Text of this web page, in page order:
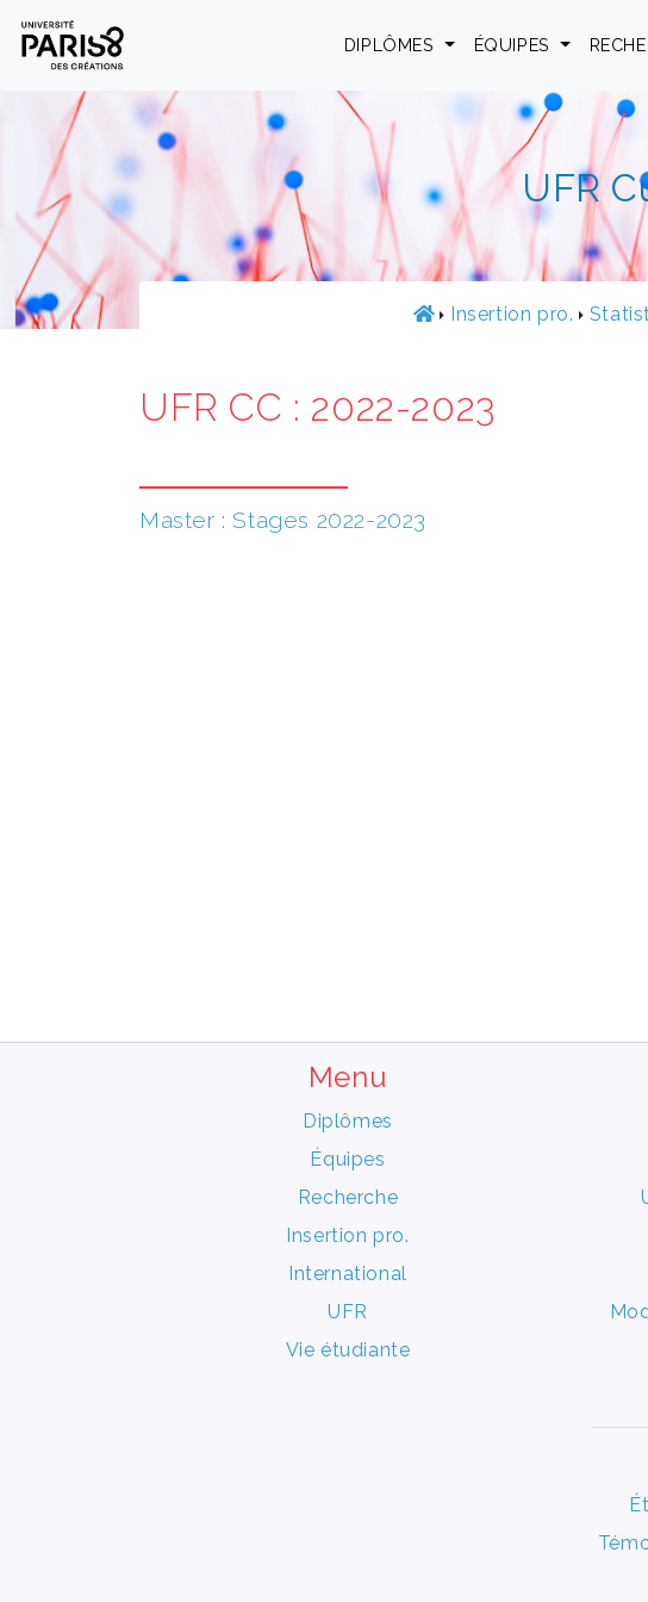
Panneau de gestion des cookies
DIPLÔMES
ÉQUIPES
UFR
Insertion pro.
UFR CC : 2022-2023
Master : Stages 2022-2023
Menu
Diplômes
Équipes
Recherche
Insertion pro.
International
UFR
Vie étudiante